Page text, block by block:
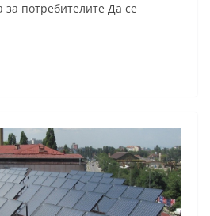
потребителите Да се